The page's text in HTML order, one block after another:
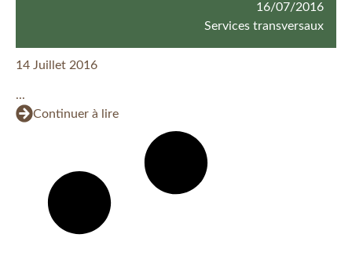
16/07/2016
Services transversaux
14 Juillet 2016
...
Continuer à lire